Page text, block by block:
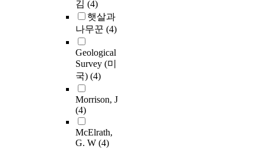
김 (4)
햇살과
나무꾼 (4)
Geological
Survey (미
국) (4)
Morrison, J
(4)
McElrath,
G. W (4)